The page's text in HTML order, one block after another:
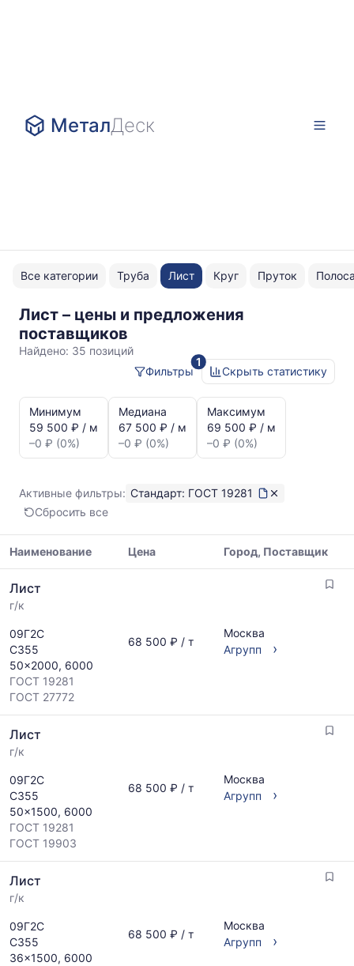
МеталДеск
Все категории Труба Лист Круг Пруток
Лист – цены и предложения
поставщиков
19281
Найдено: 35 позиций
1
Фильтры
Скрыть статистику
динамика
цен:
Лист
19281
Показаны
минимальная,
медианная
и
по
данным
прайс-
листов
поставщиков
за
последний
рассчитывается
по
предложениям
и
обновляется
по
мере
обновления
прайс-
листов.
Минимум
59 500 ₽ / м
–0 ₽ (0%)
Медиана
67 500 ₽ / м
–0 ₽ (0%)
Максимум
69 500 ₽ / м
–0 ₽ (0%)
Активные фильтры: Стандарт: ГОСТ 19281
Сбросить все
цен
на
указанием
ГОСТ,
размеров
поставщиков
по
запросу
Наименование Цена Город, Поставщик
Лист
г/к
09Г2С
С355
50x2000, 6000
ГОСТ 19281
ГОСТ 27772
68 500 ₽ / т
Москва
Агрупп
›
Лист
г/к
09Г2С
С355
50x1500, 6000
ГОСТ 19281
ГОСТ 19903
68 500 ₽ / т
Москва
Агрупп
›
Лист
г/к
09Г2С
С355
36x1500, 6000
68 500 ₽ / т
Москва
Агрупп
›